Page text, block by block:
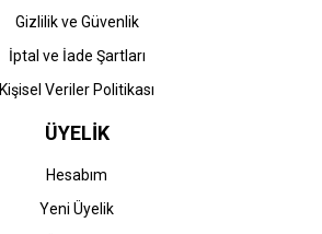
Gizlilik ve Güvenlik
İptal ve İade Şartları
Kişisel Veriler Politikası
ÜYELİK
Hesabım
Yeni Üyelik